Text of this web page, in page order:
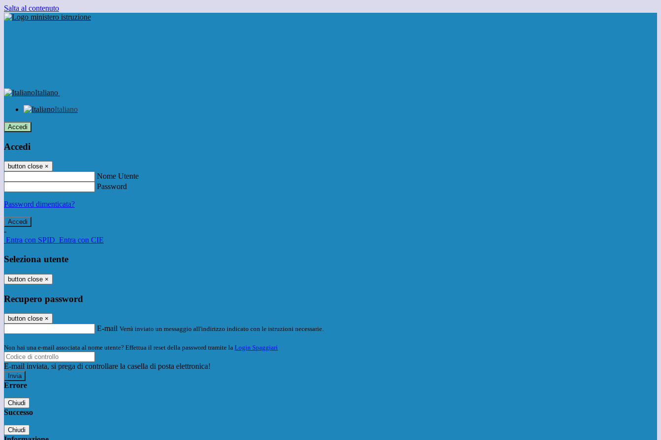
Salta al contenuto
Italiano
Italiano
Accedi
Accedi
button close ×
Nome Utente
Password
Password dimenticata?
-
Entra con SPID Entra con CIE
Seleziona utente
button close ×
Recupero password
button close ×
E-mail Verrà inviato un messaggio all'indirizzo indicato con le istruzioni necessarie.
Non hai una e-mail associata al nome utente? Effettua il reset della password tramite la Login Spaggiari
E-mail inviata, si prega di controllare la casella di posta elettronica!
Errore
Chiudi
Successo
Chiudi